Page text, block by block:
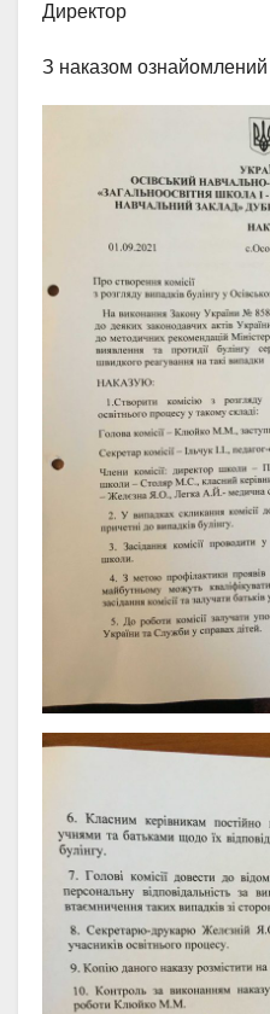
Директор
З наказом ознайомлений